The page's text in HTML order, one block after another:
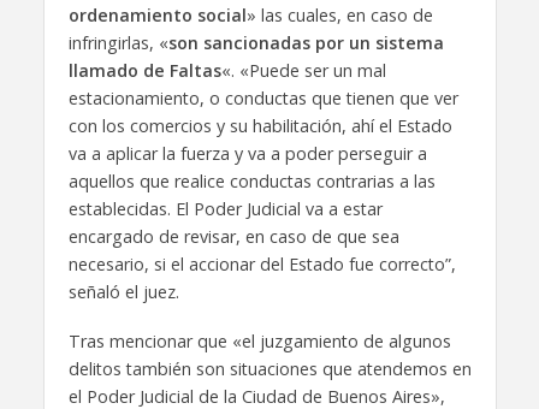
ordenamiento social» las cuales, en caso de
infringirlas, «son sancionadas por un sistema
llamado de Faltas«. «Puede ser un mal
estacionamiento, o conductas que tienen que ver
con los comercios y su habilitación, ahí el Estado
va a aplicar la fuerza y va a poder perseguir a
aquellos que realice conductas contrarias a las
establecidas. El Poder Judicial va a estar
encargado de revisar, en caso de que sea
necesario, si el accionar del Estado fue correcto”,
señaló el juez.
Tras mencionar que «el juzgamiento de algunos
delitos también son situaciones que atendemos en
el Poder Judicial de la Ciudad de Buenos Aires»,